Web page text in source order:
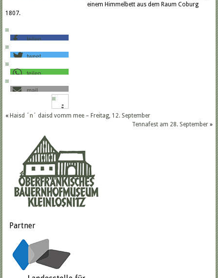
einem Himmelbett aus dem Raum Coburg
1807.
teilen
tweet
teilen
mail
« Haisd ´n´ daisd vomm mee – Freitag, 12. September
Tennafest am 28. September»
Partner